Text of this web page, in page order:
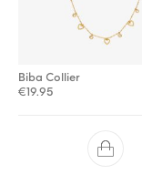
Biba Collier
€19.95